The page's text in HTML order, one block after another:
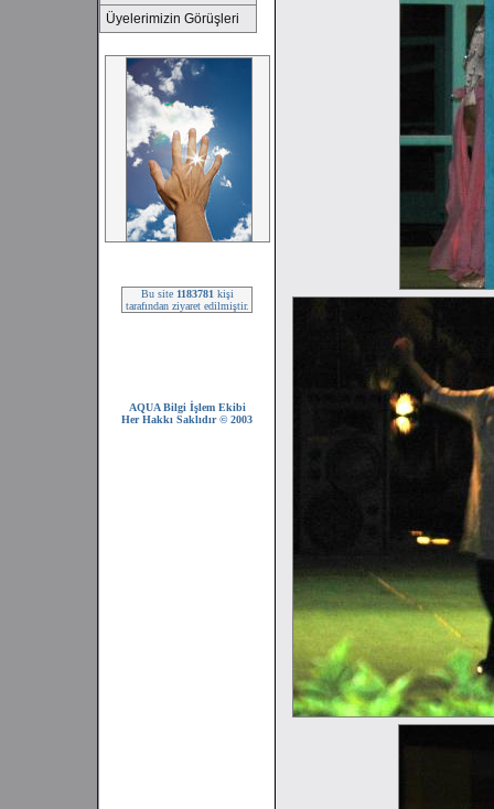
Üyelerimizin Görüşleri
Bu site 1183781 kişi
tarafından ziyaret edilmiştir.
AQUA Bilgi İşlem Ekibi
Her Hakkı Saklıdır © 2003